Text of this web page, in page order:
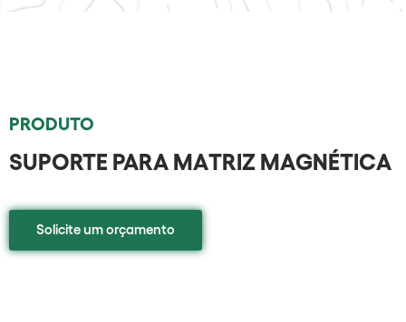
PRODUTO
SUPORTE PARA MATRIZ MAGNÉTICA
Solicite um orçamento